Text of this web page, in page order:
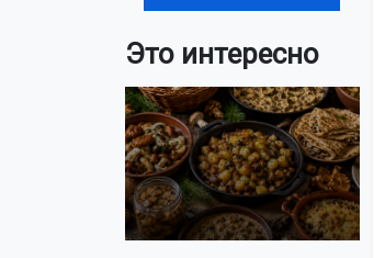
Это интересно